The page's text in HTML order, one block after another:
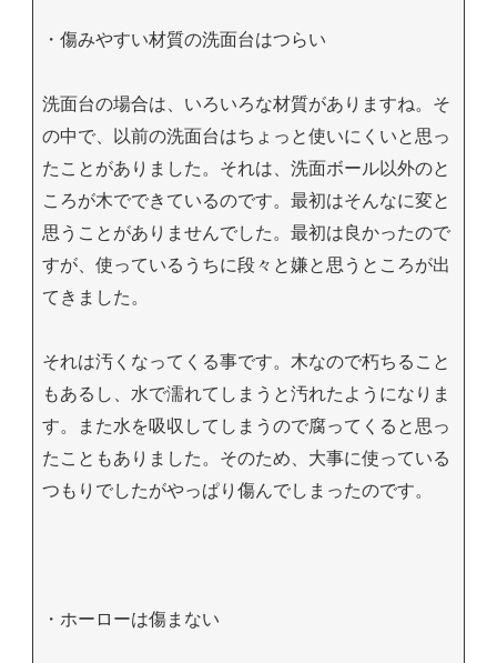
・傷みやすい材質の洗面台はつらい
洗面台の場合は、いろいろな材質がありますね。そ
の中で、以前の洗面台はちょっと使いにくいと思っ
たことがありました。それは、洗面ボール以外のと
ころが木でできているのです。最初はそんなに変と
思うことがありませんでした。最初は良かったので
すが、使っているうちに段々と嫌と思うところが出
てきました。
それは汚くなってくる事です。木なので朽ちること
もあるし、水で濡れてしまうと汚れたようになりま
す。また水を吸収してしまうので腐ってくると思っ
たこともありました。そのため、大事に使っている
つもりでしたがやっぱり傷んでしまったのです。
・ホーローは傷まない